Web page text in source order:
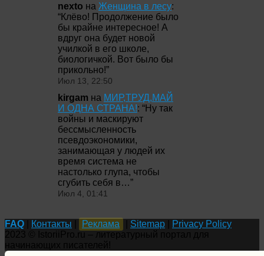
nexto на Женщина в лесу:
“Клёво! Продолжение было
бы крайне интересное! А
вдруг она будет новой
училкой в его школе,
биологичкой. Вот было бы
прикольно!”
Июл 13, 22:50
kirgam на МИР,ТРУД,МАЙ
И ОДНА СТРАНА!: “Ну так
войны и маскируют
бессмысленность
псевдоэкономики,
занимающая у людей их
время система не
настолько глупа, чтобы
сгубить себя в…”
Июл 4, 01:41
FAQ Контакты Реклама Sitemap
Privacy Policy